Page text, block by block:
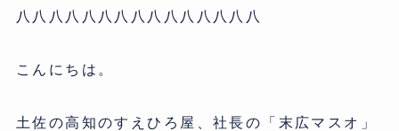
八八八八八八八八八八八八八八八
こんにちは。
土佐の高知のすえひろ屋、社長の「末広マスオ」